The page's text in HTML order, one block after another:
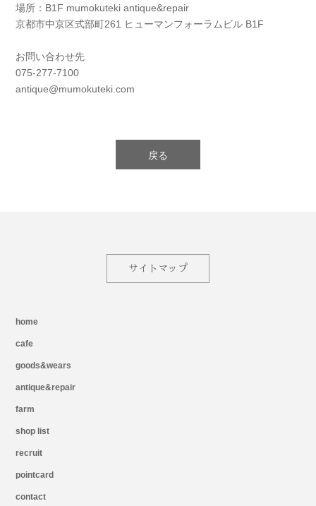
場所：B1F mumokuteki antique&repair
京都市中京区式部町261 ヒューマンフォーラムビル B1F
お問い合わせ先
075-277-7100
antique@mumokuteki.com
戻る
サイトマップ
home
cafe
goods&wears
antique&repair
farm
shop list
recruit
pointcard
contact